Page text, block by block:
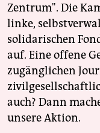
Zentrum". Die
linke,
solidarischen
auf. Eine offene
zugänglichen
auch? Dann
unsere Aktion.